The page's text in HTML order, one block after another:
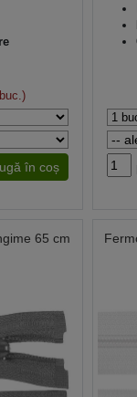
în coș
65 cm